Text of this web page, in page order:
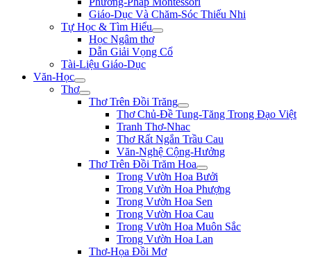
Giáo-Dục Và Chăm-Sóc Thiếu Nhi
Tự Học & Tìm Hiểu
Học Ngâm thơ
Dẫn Giải Vọng Cổ
Tài-Liệu Giáo-Dục
Văn-Học
Thơ
Thơ Trên Đồi Trăng
Thơ Chủ-Đề Tung-Tăng Trong Đạo Việt
Tranh Thơ-Nhac
Thơ Rất Ngắn Trầu Cau
Văn-Nghệ Cộng-Hưởng
Thơ Trên Đồi Trăm Hoa
Trong Vườn Hoa Bưởi
Trong Vườn Hoa Phượng
Trong Vườn Hoa Sen
Trong Vườn Hoa Cau
Trong Vườn Hoa Muôn Sắc
Trong Vườn Hoa Lan
Thơ-Họa Đồi Mơ